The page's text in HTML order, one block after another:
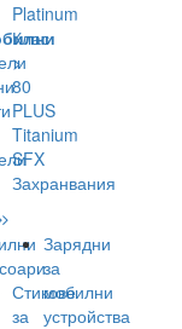
Platinum
Клас
>
80
PLUS
Titanium
SFX
Захранвания
Стикове
за
Зарядни
за
мобилни
устройства